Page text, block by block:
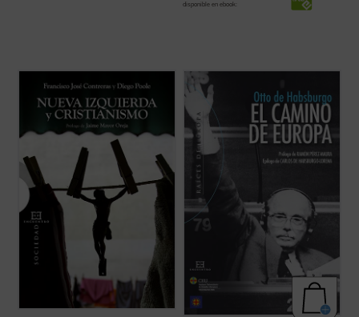
disponible en ebook:
La tesis central de este libro es que la
siglo XX en su programa clásico (el
socialismo), ha sustituido en el XXI la
revolución socio-económica por la moral-
cultural. Ideas y políticas como la ...(ver
El Camino de Europa
de artículos publicados por Otto de
Habsburgo (1912-2011). A través de sus
textos el autor nos presenta su idea de
Europa, planteando muchos de los grandes
temas que afectan a la Unión Europea hoy.
(ver ficha)